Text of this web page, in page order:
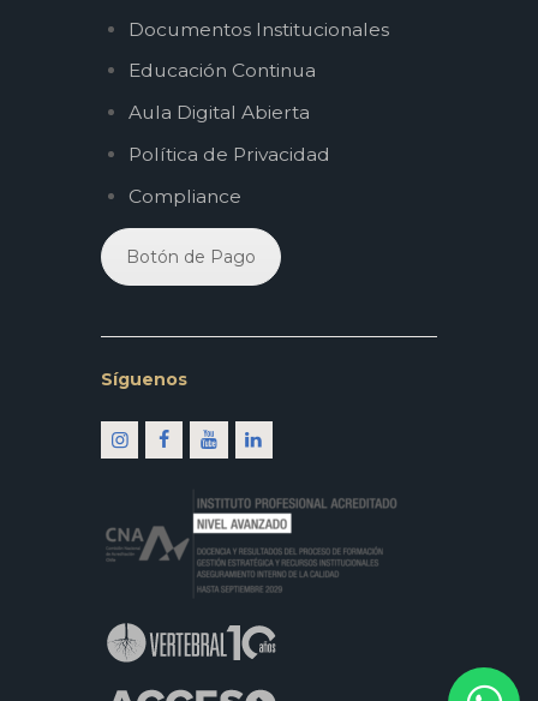
Documentos Institucionales
Educación Continua
Aula Digital Abierta
Política de Privacidad
Compliance
Botón de Pago
Síguenos